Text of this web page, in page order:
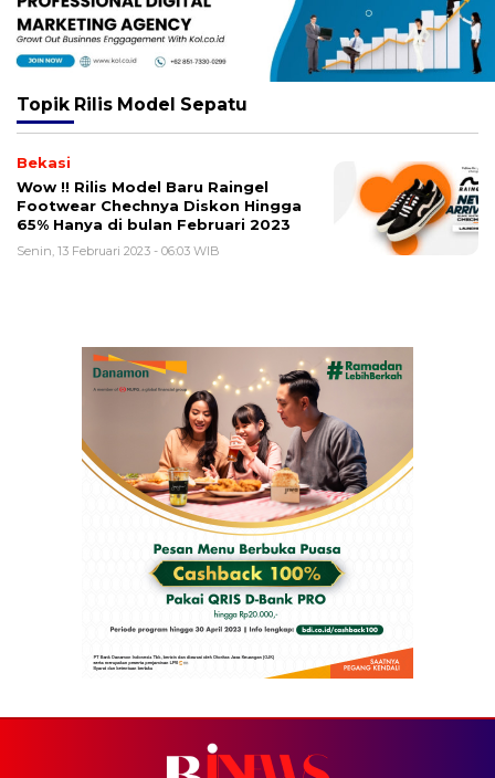
Topik Rilis Model Sepatu
Bekasi
Wow !! Rilis Model Baru Raingel
Footwear Chechnya Diskon Hingga
65% Hanya di bulan Februari 2023
Senin, 13 Februari 2023 - 06:03 WIB